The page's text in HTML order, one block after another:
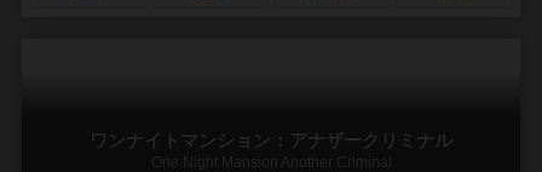
ワンナイトマンション：アナザークリミナル
One Night Mansion Another Criminal